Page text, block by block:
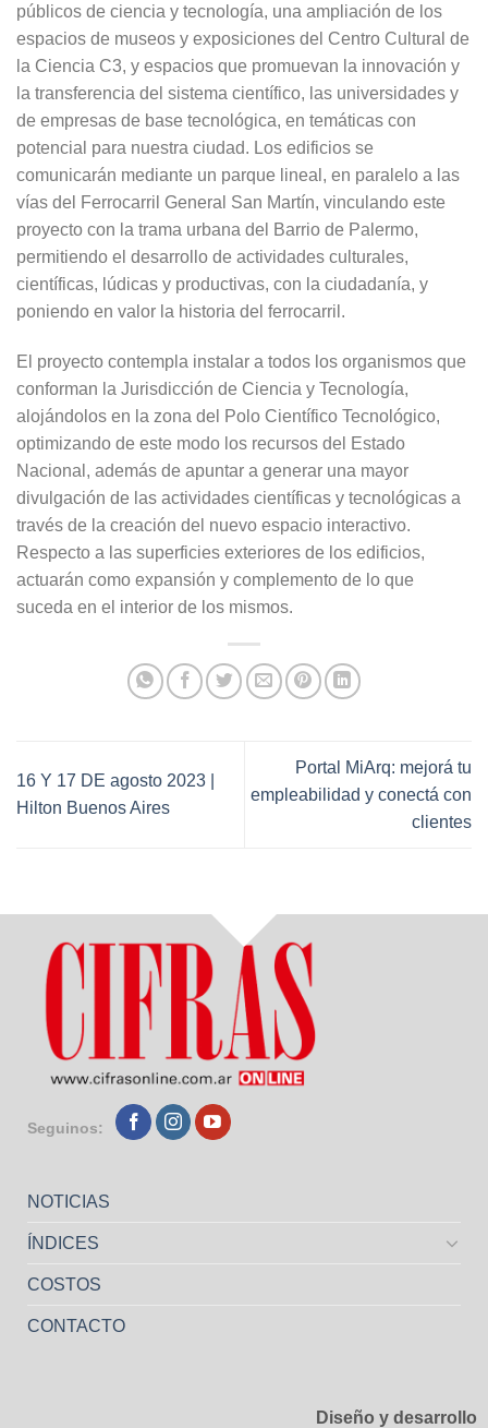
públicos de ciencia y tecnología, una ampliación de los
espacios de museos y exposiciones del Centro Cultural de
la Ciencia C3, y espacios que promuevan la innovación y
la transferencia del sistema científico, las universidades y
de empresas de base tecnológica, en temáticas con
potencial para nuestra ciudad. Los edificios se
comunicarán mediante un parque lineal, en paralelo a las
vías del Ferrocarril General San Martín, vinculando este
proyecto con la trama urbana del Barrio de Palermo,
permitiendo el desarrollo de actividades culturales,
científicas, lúdicas y productivas, con la ciudadanía, y
poniendo en valor la historia del ferrocarril.
El proyecto contempla instalar a todos los organismos que
conforman la Jurisdicción de Ciencia y Tecnología,
alojándolos en la zona del Polo Científico Tecnológico,
optimizando de este modo los recursos del Estado
Nacional, además de apuntar a generar una mayor
divulgación de las actividades científicas y tecnológicas a
través de la creación del nuevo espacio interactivo.
Respecto a las superficies exteriores de los edificios,
actuarán como expansión y complemento de lo que
suceda en el interior de los mismos.
16 Y 17 DE agosto 2023 |
Hilton Buenos Aires
Portal MiArq: mejorá tu
empleabilidad y conectá con
clientes
Seguinos:
NOTICIAS
ÍNDICES
COSTOS
CONTACTO
Diseño y desarrollo